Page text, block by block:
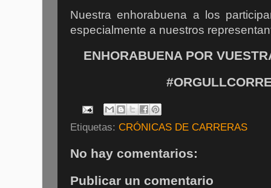
Nuestra enhorabuena a los
especialmente a nuestros
ENHORABUENA POR
Etiquetas: CRÓNICAS DE CARRERAS
No hay comentarios:
Publicar un comentario